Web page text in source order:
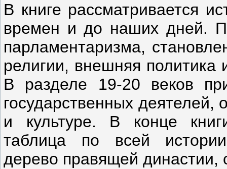
В книге рассматривается
времен и до наших дней.
парламентаризма,
религии, внешняя политика
В разделе 19-20 веков
государственных деятелей,
и культуре. В конце
таблица по всей истории
дерево правящей династии,